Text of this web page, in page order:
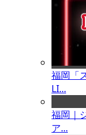
福岡「
LI...
福岡｜
ア...